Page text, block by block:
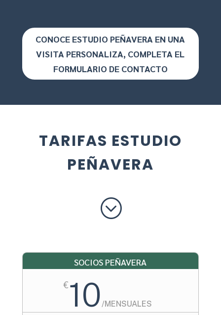
CONOCE ESTUDIO PEÑAVERA EN UNA
VISITA PERSONALIZA, COMPLETA EL
FORMULARIO DE CONTACTO
TARIFAS ESTUDIO
PEÑAVERA
;
SOCIOS PEÑAVERA
€10/MENSUALES